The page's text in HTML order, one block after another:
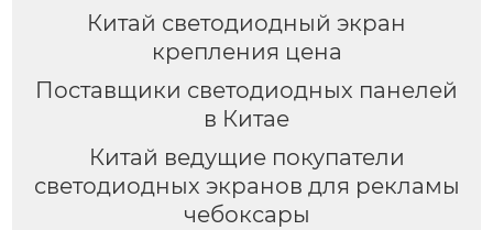
Китай светодиодный экран
крепления цена
Поставщики светодиодных панелей
в Китае
Китай ведущие покупатели
светодиодных экранов для рекламы
чебоксары